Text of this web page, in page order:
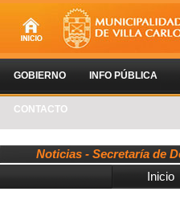
GOBIERNO INFO PÚBLICA
CONTACTO
Noticias - Secretaría de
Inicio